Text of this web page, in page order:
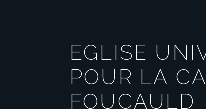
EGLISE
POUR LA
FOUCAULD